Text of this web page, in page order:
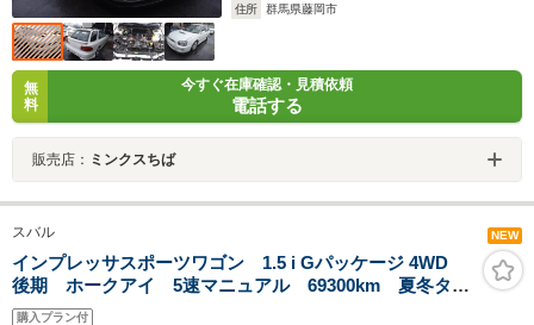
住所
群馬県藤岡市
無
料
今すぐ在庫確認・見積依頼
電話する
販売店： ミンクスちば
スバル NEW
インプレッサスポーツワゴン 1.5 i Gパッケージ 4WD
後期 ホークアイ 5速マニュアル 69300km 夏冬タイ
ヤ
購入プラン付